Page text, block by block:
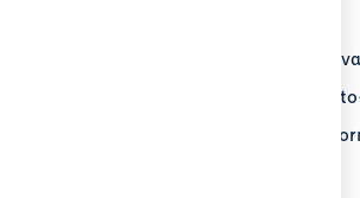
Sécurité au
Métiers de
Formation de